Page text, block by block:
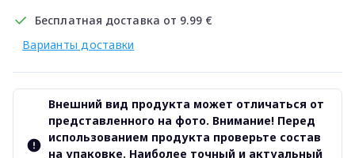
Бесплатная доставка от 9.99 €
Варианты доставки
Внешний вид продукта может отличаться от
представленного на фото. Внимание! Перед
использованием продукта проверьте состав
на упаковке. Наиболее точный и актуальный